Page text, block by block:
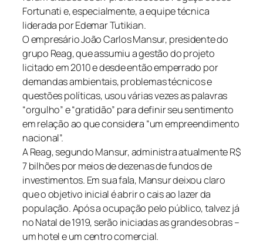
Fortunati e, especialmente, a equipe técnica
liderada por Edemar Tutikian.
O empresário João Carlos Mansur, presidente do
grupo Reag, que assumiu a gestão do projeto
licitado em 2010 e desde então emperrado por
demandas ambientais, problemas técnicos e
questões políticas, usou várias vezes as palavras
“orgulho” e “gratidão” para definir seu sentimento
em relação ao que considera “um empreendimento
nacional”.
A Reag, segundo Mansur, administra atualmente R$
7 bilhões por meios de dezenas de fundos de
investimentos. Em sua fala, Mansur deixou claro
que o objetivo inicial é abrir o cais ao lazer da
população. Após a ocupação pelo público, talvez já
no Natal de 1919, serão iniciadas as grandes obras –
um hotel e um centro comercial.